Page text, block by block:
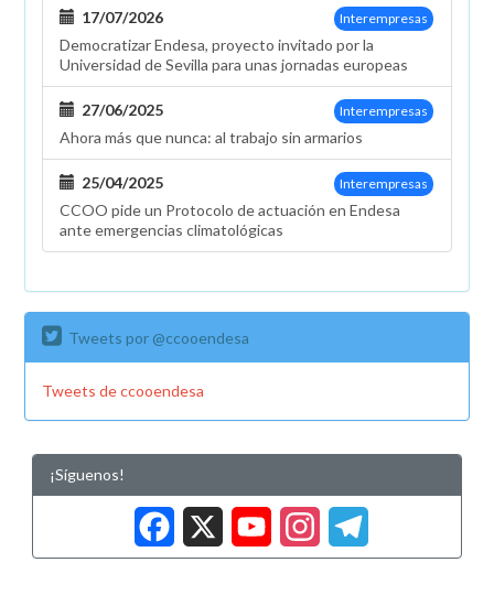
Interempresas
17/07/2026
Democratizar Endesa, proyecto invitado por la
Universidad de Sevilla para unas jornadas europeas
Interempresas
27/06/2025
Ahora más que nunca: al trabajo sin armarios
Interempresas
25/04/2025
CCOO pide un Protocolo de actuación en Endesa
ante emergencias climatológicas
Tweets por @ccooendesa
Tweets de ccooendesa
¡Síguenos!
Facebook
X